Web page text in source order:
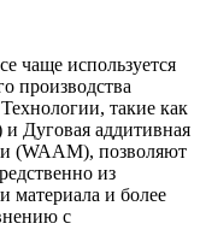
чаще используется
производства
такие как
и Дуговая аддитивная
(WAAM), позволяют
из
материала и более
с